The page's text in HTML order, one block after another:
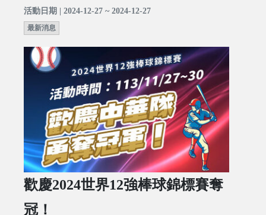
活動日期 | 2024-12-27 ~ 2024-12-27
最新消息
歡慶2024世界12強棒球錦標賽奪
冠！